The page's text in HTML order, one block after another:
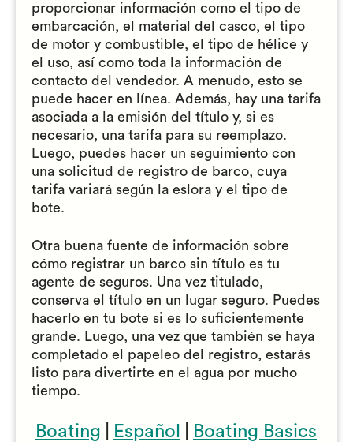
proporcionar información como el tipo de
embarcación, el material del casco, el tipo
de motor y combustible, el tipo de hélice y
el uso, así como toda la información de
contacto del vendedor. A menudo, esto se
puede hacer en línea. Además, hay una tarifa
asociada a la emisión del título y, si es
necesario, una tarifa para su reemplazo.
Luego, puedes hacer un seguimiento con
una solicitud de registro de barco, cuya
tarifa variará según la eslora y el tipo de
bote.
Otra buena fuente de información sobre
cómo registrar un barco sin título es tu
agente de seguros. Una vez titulado,
conserva el título en un lugar seguro. Puedes
hacerlo en tu bote si es lo suficientemente
grande. Luego, una vez que también se haya
completado el papeleo del registro, estarás
listo para divertirte en el agua por mucho
tiempo.
Boating Español Boating Basics